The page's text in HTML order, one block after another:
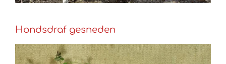
Hondsdraf gesneden